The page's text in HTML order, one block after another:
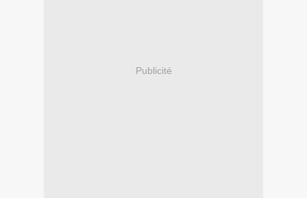
Publicité